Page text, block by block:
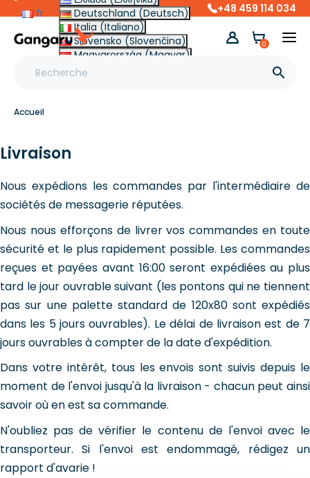
fr
Deutschland (Deutsch)
Italia (Italiano)
Slovensko (Slovenčina)
Magyarország (Magyar)
Other (English €)
+48 459 114 034

0
Accueil
Livraison
Nous expédions les commandes par l'intermédiaire de
sociétés de messagerie réputées.
Nous nous efforçons de livrer vos commandes en toute
sécurité et le plus rapidement possible. Les commandes
reçues et payées avant 16:00 seront expédiées au plus
tard le jour ouvrable suivant (les pontons qui ne tiennent
pas sur une palette standard de 120x80 sont expédiés
dans les 5 jours ouvrables). Le délai de livraison est de 7
jours ouvrables à compter de la date d'expédition.
Dans votre intérêt, tous les envois sont suivis depuis le
moment de l'envoi jusqu'à la livraison - chacun peut ainsi
savoir où en est sa commande.
N'oubliez pas de vérifier le contenu de l'envoi avec le
transporteur. Si l'envoi est endommagé, rédigez un
rapport d'avarie !